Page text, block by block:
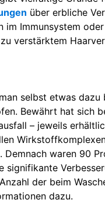
über erbliche
Immunsystem
verstärktem
selbst etwas dazu
Bewährt hat sich
– jeweils
waren 90
signifikante
der beim
dazu.